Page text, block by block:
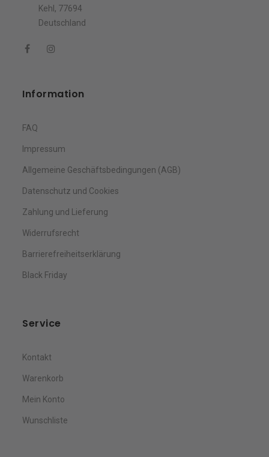
Kehl, 77694
Deutschland
Information
FAQ
Impressum
Allgemeine Geschäftsbedingungen (AGB)
Datenschutz und Cookies
Zahlung und Lieferung
Widerrufsrecht
Barrierefreiheitserklärung
Black Friday
Service
Kontakt
Warenkorb
Mein Konto
Wunschliste